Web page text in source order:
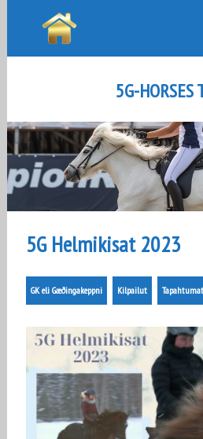
5G-HORSES
5G Helmikisat 2023
GK eli Gæðingakeppni Kilpailut Tapahtumat